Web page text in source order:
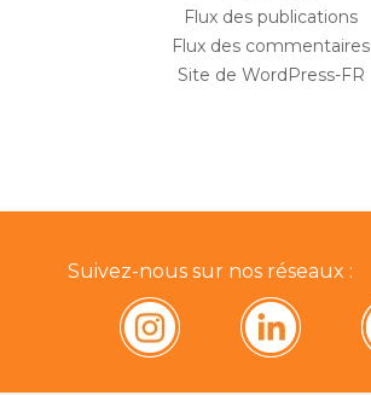
Flux des publications
Flux des commentaires
Site de WordPress-FR
Suivez-nous sur nos réseaux :